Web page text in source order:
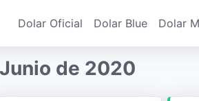
Dolar Oficial Dolar Blue Dolar
de 2020